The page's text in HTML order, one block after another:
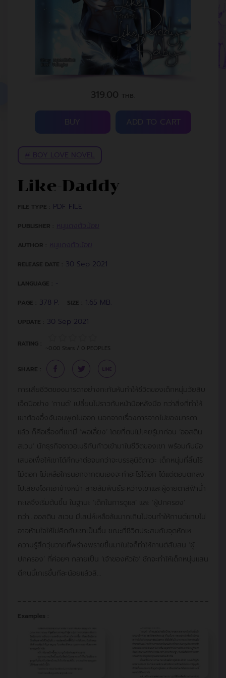
319.00 THB.
ADD TO CART
Like-Daddy
FILE TYPE : PDF FILE
PUBLISHER :
AUTHOR :
RELEASE DATE : 30 Sep 2021
LANGUAGE : -
PAGE : 378 P. SIZE : 1.65 MB.
UPDATE : 30 Sep 2021
RATING :
~0.00 Stars / 0 PEOPLES
SHARE :
การเสียชีวิตของมารดาอย่างกะทันหันทำให้ชีวิตของเด็กหนุ่มวัยสิบ
เจ็ดปีอย่าง ‘กานต์’ เปลี่ยนไปราวกับหน้ามือหลังมือ ทว่าสิ่งที่ทำให้
เขาต้องอึ้งงันจนพูดไม่ออก นอกจากเรื่องการจากไปของมารดา
แล้ว ก็คือเรื่องที่เขามี ‘พ่อเลี้ยง’ โดยที่ตนไม่เคยรู้มาก่อน ‘ออสติน
สเวน’ นักธุรกิจชาวอเมริกันก้าวเข้ามาในชีวิตของเขา พร้อมกับข้อ
เสนอเพื่อให้เขาได้ศึกษาต่อจนกว่าจะบรรลุนิติภาวะ เด็กหนุ่มที่สิ้นไร้
ไม้ตอก ไม่เหลือใครนอกจากตนเองจะทำอะไรได้อีก ได้แต่ตอบตกลง
ไปเสี่ยงโชคเอาข้างหน้า สายสัมพันธ์ระหว่างเขาและผู้ชายตาสีฟ้าน้ำ
ทะเลจึงเริ่มต้นขึ้น ในฐานะ ‘เด็กในการดูแล’ และ ‘ผู้ปกครอง’
ทว่า...ออสติน สเวน มีเสน่ห์เหลือล้นมากเกินไปจนทำให้กานต์แทบไม่
อาจห้ามใจให้ไม่คิดกับเขาเป็นอื่น ขณะที่ชีวิตประสบกับจุดหักเห
ความรู้สึกวุ่นวายที่พร่างพรายขึ้นมาในใจก็ทำให้กานต์สับสน ‘ผู้
ปกครอง’ ที่ค่อยๆ กลายเป็น ‘เจ้าของหัวใจ’ ชักจะทำให้เด็กหนุ่มแสน
ดีคนนี้เกเรขึ้นทีละน้อยแล้วสิ...
Examples :